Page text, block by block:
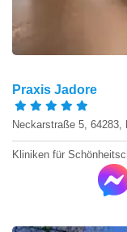
Praxis Jadore
Neckarstraße 5, 64283,
Kliniken für